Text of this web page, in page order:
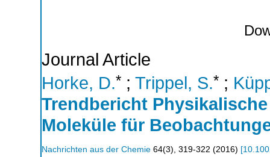
Journal Article
Horke, D.* ; Trippel, S.* ;
Trendbericht
Moleküle für
Nachrichten aus der Chemie 64(3), 319-322 (2016) [